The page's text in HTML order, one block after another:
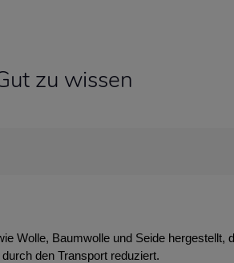
zu wissen
Wolle, Baumwolle und Seide
den Transport reduziert.